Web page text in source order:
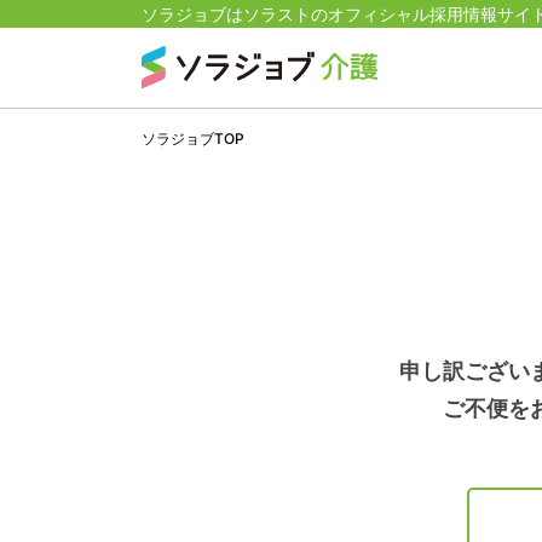
ソラジョブはソラストのオフィシャル採用情報サイ
ソラジョブTOP
申し訳ござい
ご不便を